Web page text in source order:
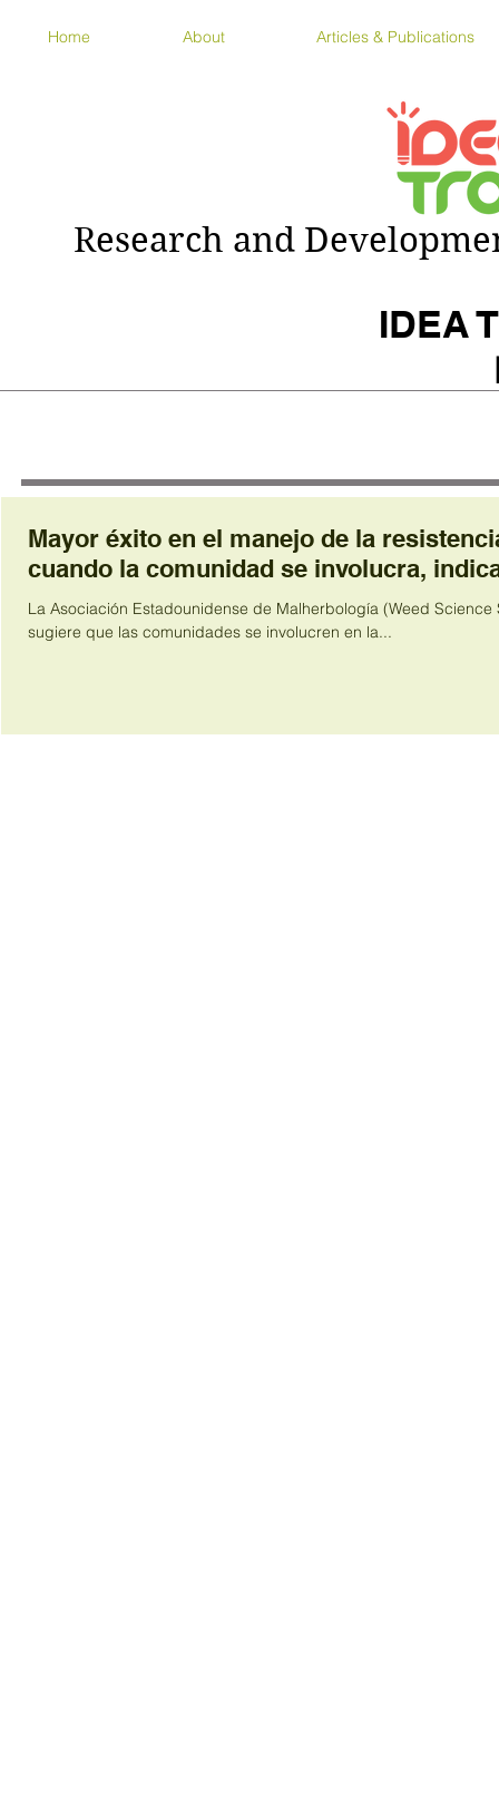
Home About Articles & Publications
Research and
IDEA
Mayor éxito en el manejo de la
cuando la comunidad se involucra,
La Asociación Estadounidense de Malherbología (Weed Science
sugiere que las comunidades se involucren en la...